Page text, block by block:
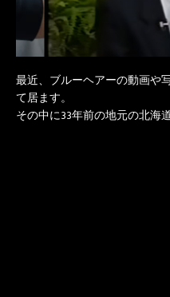
最近、ブルーヘアーの動画や
て居ます。
その中に33年前の地元の北海